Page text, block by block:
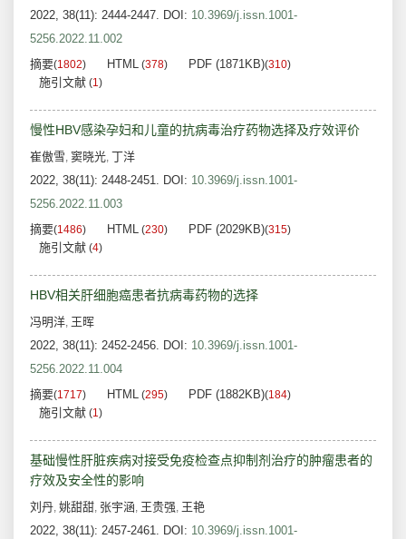
2022, 38(11): 2444-2447. DOI: 10.3969/j.issn.1001-
5256.2022.11.002
摘要(1802) HTML (378) PDF (1871KB)(310)
施引文献 (1)
慢性HBV感染孕妇和儿童的抗病毒治疗药物选择及疗效评价
崔傲雪, 窦晓光, 丁洋
2022, 38(11): 2448-2451. DOI: 10.3969/j.issn.1001-
5256.2022.11.003
摘要(1486) HTML (230) PDF (2029KB)(315)
施引文献 (4)
HBV相关肝细胞癌患者抗病毒药物的选择
冯明洋, 王晖
2022, 38(11): 2452-2456. DOI: 10.3969/j.issn.1001-
5256.2022.11.004
摘要(1717) HTML (295) PDF (1882KB)(184)
施引文献 (1)
基础慢性肝脏疾病对接受免疫检查点抑制剂治疗的肿瘤患者的
疗效及安全性的影响
刘丹, 姚甜甜, 张宇涵, 王贵强, 王艳
2022, 38(11): 2457-2461. DOI: 10.3969/j.issn.1001-